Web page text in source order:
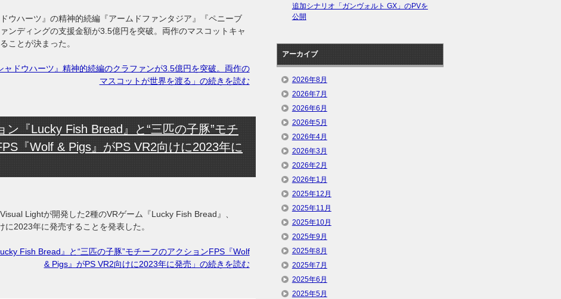
ウハーツ』の精神的続編『アームドファンタジア』『ペニーブ
ンディングの支援金額が3.5億円を突破。両作のマスコットキャ
ことが決まった。
ャドウハーツ』精神的続編のクラファンが3.5億円を突破。両作の
マスコットが世界を渡る」の続きを読む
ン『Lucky Fish Bread』と“三匹の子豚”モチ
『Wolf & Pigs』がPS VR2向けに2023年に
Lightが開発した2種のVRゲーム『Lucky Fish Bread』、
に2023年に発売することを発表した。
Fish Bread』と“三匹の子豚”モチーフのアクションFPS『Wolf
& Pigs』がPS VR2向けに2023年に発売」の続きを読む
追加シナリオ「ガンヴォルト GX」のPVを
公開
アーカイブ
2026年8月
2026年7月
2026年6月
2026年5月
2026年4月
2026年3月
2026年2月
2026年1月
2025年12月
2025年11月
2025年10月
2025年9月
2025年8月
2025年7月
2025年6月
2025年5月